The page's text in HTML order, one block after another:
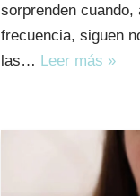
sorprenden
frecuencia, siguen
las… Leer más »